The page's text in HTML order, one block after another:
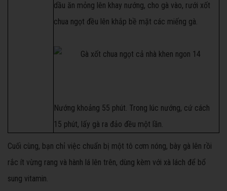
dầu ăn mỏng lên khay nướng, cho gà vào, rưới xốt
chua ngọt đều lên khắp bề mặt các miếng gà.
Nướng khoảng 55 phút. Trong lúc nướng, cứ cách
15 phút, lấy gà ra đảo đều một lần.
Cuối cùng, bạn chỉ việc chuẩn bị một tô cơm nóng, bày gà lên rồi
rắc ít vừng rang và hành lá lên trên, dùng kèm với xà lách để bổ
sung vitamin.